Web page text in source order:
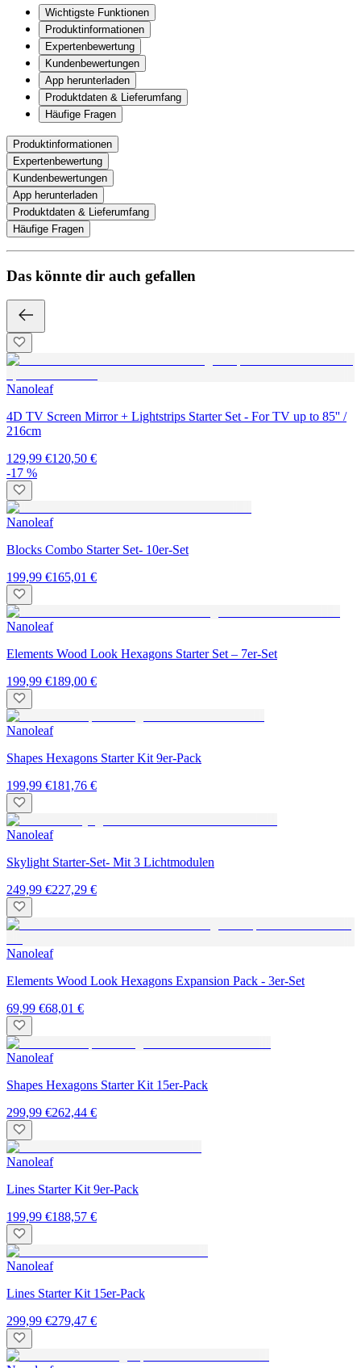
Wichtigste Funktionen
Produktinformationen
Expertenbewertung
Kundenbewertungen
App herunterladen
Produktdaten & Lieferumfang
Häufige Fragen
Produktinformationen
Expertenbewertung
Kundenbewertungen
App herunterladen
Produktdaten & Lieferumfang
Häufige Fragen
Das könnte dir auch gefallen
Nanoleaf
4D TV Screen Mirror + Lightstrips Starter Set - For TV up to 85'' /
216cm
129,99 €120,50 €
-17 %
Nanoleaf
Blocks Combo Starter Set- 10er-Set
199,99 €165,01 €
Nanoleaf
Elements Wood Look Hexagons Starter Set – 7er-Set
199,99 €189,00 €
Nanoleaf
Shapes Hexagons Starter Kit 9er-Pack
199,99 €181,76 €
Nanoleaf
Skylight Starter-Set- Mit 3 Lichtmodulen
249,99 €227,29 €
Nanoleaf
Elements Wood Look Hexagons Expansion Pack - 3er-Set
69,99 €68,01 €
Nanoleaf
Shapes Hexagons Starter Kit 15er-Pack
299,99 €262,44 €
Nanoleaf
Lines Starter Kit 9er-Pack
199,99 €188,57 €
Nanoleaf
Lines Starter Kit 15er-Pack
299,99 €279,47 €